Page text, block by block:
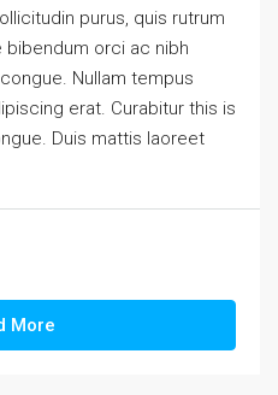
purus, quis rutrum
bibendum orci ac nibh
Nullam tempus
erat. Curabitur this is
Duis mattis laoreet
More